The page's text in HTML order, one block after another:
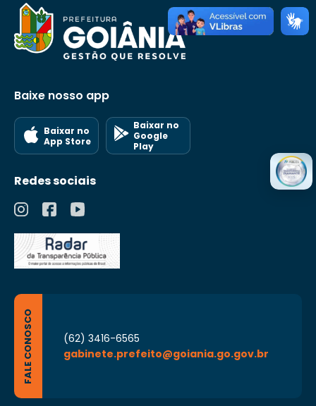
Baixe nosso app
Baixar no
App Store
Baixar no
Google
Play
Redes sociais
FALE CONOSCO
(62) 3416-6565
gabinete.prefeito@goiania.go.gov.br